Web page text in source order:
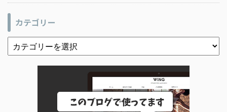
カテゴリー